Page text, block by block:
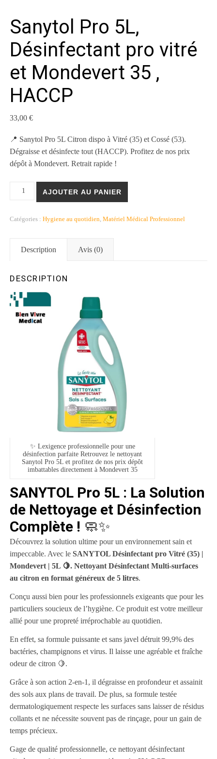
Sanytol Pro 5L,
Désinfectant pro vitré
et Mondevert 35 ,
HACCP
33,00 €
📍 Sanytol Pro 5L Citron dispo à Vitré (35) et Cossé (53).
Dégraisse et désinfecte tout (HACCP). Profitez de nos prix
dépôt à Mondevert. Retrait rapide !
AJOUTER AU PANIER
Catégories : Hygiene au quotidien, Matériel Médical Professionnel
Description Avis (0)
DESCRIPTION
✨ Lexigence professionnelle pour une
désinfection parfaite Retrouvez le nettoyant
Sanytol Pro 5L et profitez de nos prix dépôt
imbattables directement à Mondevert 35
SANYTOL Pro 5L : La Solution
de Nettoyage et Désinfection
Complète ! 🧼✨
Découvrez la solution ultime pour un environnement sain et
impeccable. Avec le SANYTOL Désinfectant pro Vitré (35) |
Mondevert | 5L 🍋. Nettoyant Désinfectant Multi-surfaces
au citron en format généreux de 5 litres.
Conçu aussi bien pour les professionnels exigeants que pour les
particuliers soucieux de l’hygiène. Ce produit est votre meilleur
allié pour une propreté irréprochable au quotidien.
En effet, sa formule puissante et sans javel détruit 99,9% des
bactéries, champignons et virus. Il laisse une agréable et fraîche
odeur de citron 🍋.
Grâce à son action 2-en-1, il dégraisse en profondeur et assainit
des sols aux plans de travail. De plus, sa formule testée
dermatologiquement respecte les surfaces sans laisser de résidus
collants et ne nécessite souvent pas de rinçage, pour un gain de
temps précieux.
Gage de qualité professionnelle, ce nettoyant désinfectant